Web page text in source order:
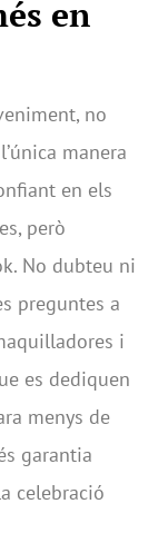
en
no
manera
en els
però
No dubteu ni
preguntes a
i
es dediquen
menys de
garantia
celebració